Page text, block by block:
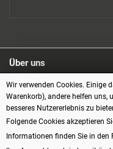
Über uns
Service
Informationen
Wir verwenden Cookies. Einige
Warenkorb), andere helfen uns,
besseres Nutzererlebnis zu
Folgende Cookies akzeptieren
Informationen finden Sie in den